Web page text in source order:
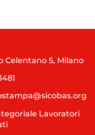
Celentano 5, Milano
Lavoratori